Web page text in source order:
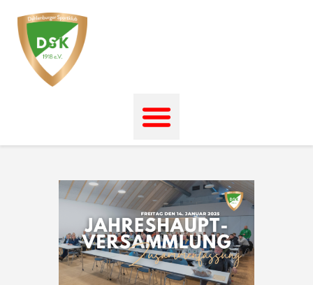
Unser Verein
Unser Sport
Kontakt
Impressum